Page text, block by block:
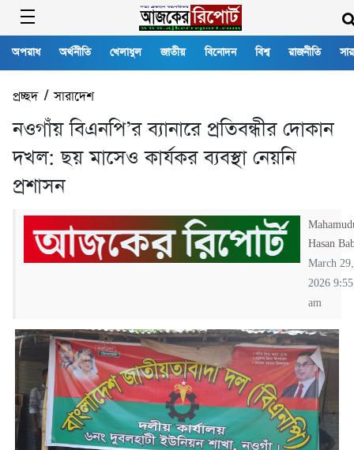
অপরাধ অর্থনীতি খেলাধুল জাতীয় বিনোদন বিশ্ব রাজনীতি
প্রচ্ছদ/সারাদেশ
নওগাঁয় বিএনপি’র ব্যানারে প্রতিবন্ধীর দোকান
দখল: ছয় মাসেও কার্যকর ব্যবস্থা নেয়নি
প্রশাসন
Hasan
March 29,
2026 9:55
am